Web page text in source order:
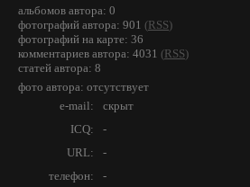
альбомов автора: 0
фотографий автора: 901 (RSS)
фотографий на карте: 36
комментариев автора: 4031 (RSS)
статей автора: 8
фото автора: отсутствует
e-mail:
скрыт
ICQ:
-
URL:
-
телефон:
-